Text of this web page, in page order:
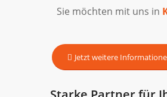
Sie möchten mit uns in
Jetzt weitere